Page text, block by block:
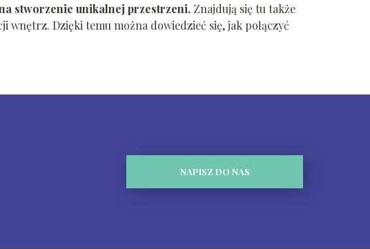
stworzenie unikalnej przestrzeni. Znajdują się tu także
Dzięki temu można dowiedzieć się, jak połączyć
NAPISZ DO NAS